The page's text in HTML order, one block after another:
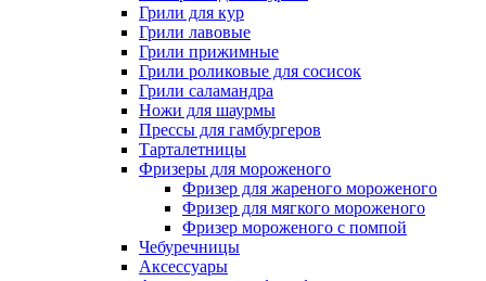
Грили для кур
Грили лавовые
Грили прижимные
Грили роликовые для сосисок
Грили саламандра
Ножи для шаурмы
Прессы для гамбургеров
Тарталетницы
Фризеры для мороженого
Фризер для жареного мороженого
Фризер для мягкого мороженого
Фризер мороженого с помпой
Чебуречницы
Аксессуары